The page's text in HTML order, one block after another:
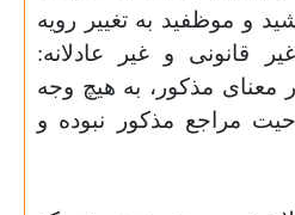
و موظفید به تغییر رویه
قانونی و غیر عادلانه:
معنای مذکور، به هیچ وجه
مراجع مذکور نبوده و